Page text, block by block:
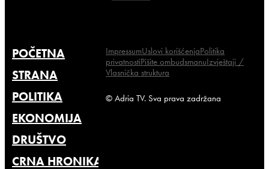
POČETNA
STRANA
POLITIKA
EKONOMIJA
DRUŠTVO
CRNA HRONIKA
ImpressumUslovi korišćenjaPolitika
privatnostiPišite ombudsmanuIzvještaji /
Vlasnička struktura
© Adria TV. Sva prava zadržana